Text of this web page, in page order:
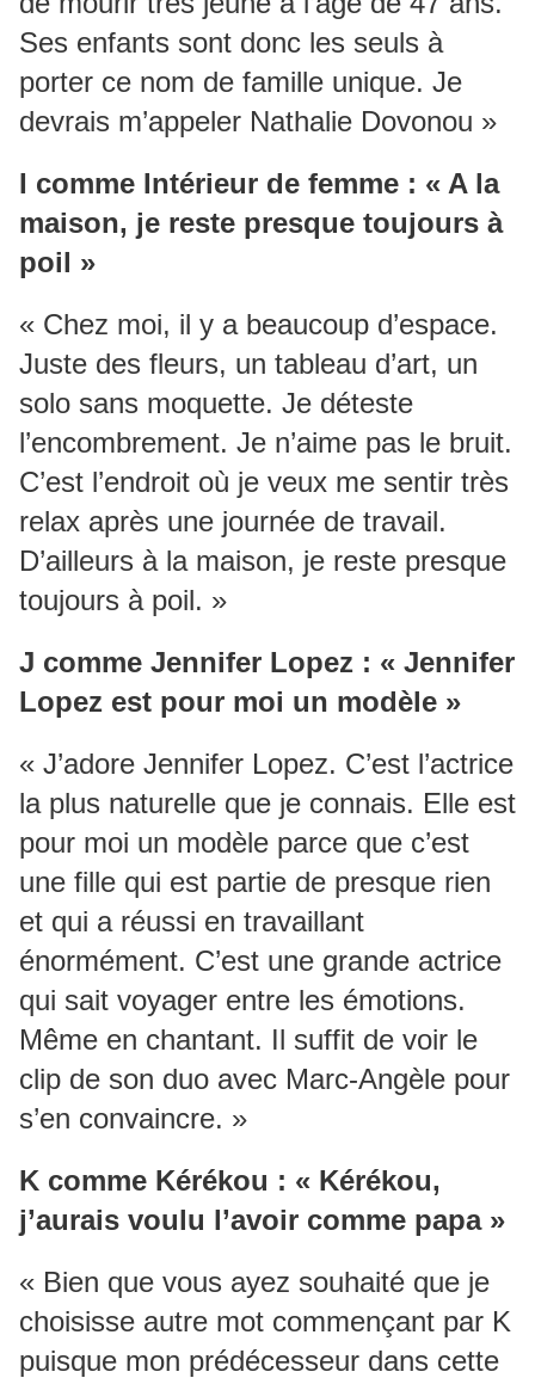
Ses enfants sont donc les seuls à
porter ce nom de famille unique. Je
devrais m’appeler Nathalie Dovonou »
I comme Intérieur de femme : « A la
maison, je reste presque toujours à
poil »
« Chez moi, il y a beaucoup d’espace.
Juste des fleurs, un tableau d’art, un
solo sans moquette. Je déteste
l’encombrement. Je n’aime pas le bruit.
C’est l’endroit où je veux me sentir très
relax après une journée de travail.
D’ailleurs à la maison, je reste presque
toujours à poil. »
J comme Jennifer Lopez : « Jennifer
Lopez est pour moi un modèle »
« J’adore Jennifer Lopez. C’est l’actrice
la plus naturelle que je connais. Elle est
pour moi un modèle parce que c’est
une fille qui est partie de presque rien
et qui a réussi en travaillant
énormément. C’est une grande actrice
qui sait voyager entre les émotions.
Même en chantant. Il suffit de voir le
clip de son duo avec Marc-Angèle pour
s’en convaincre. »
K comme Kérékou : « Kérékou,
j’aurais voulu l’avoir comme papa »
« Bien que vous ayez souhaité que je
choisisse autre mot commençant par K
puisque mon prédécesseur dans cette